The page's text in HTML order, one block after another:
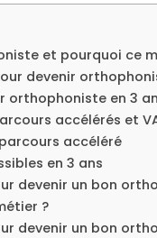
et pourquoi ce
devenir
orthophoniste en 3
accélérés et
accéléré
en 3 ans
devenir un bon
?
devenir un bon